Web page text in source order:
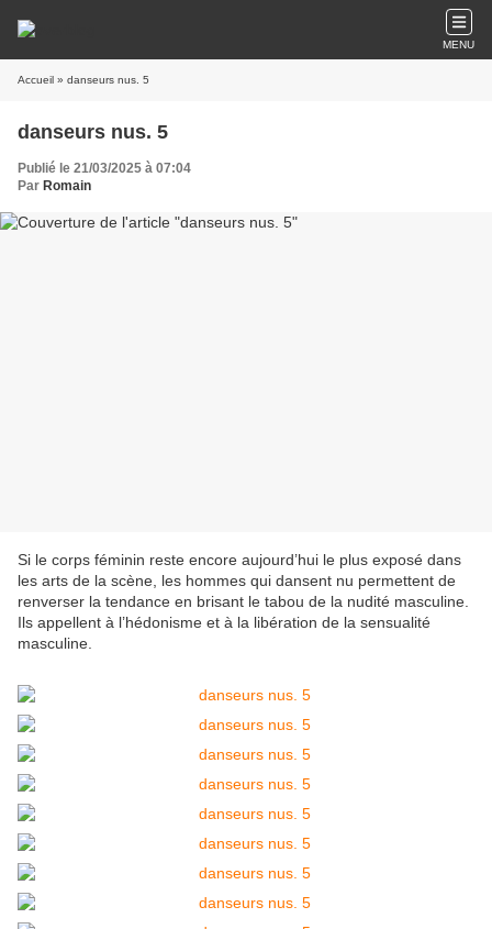
MENU
Accueil » danseurs nus. 5
danseurs nus. 5
Publié le 21/03/2025 à 07:04
Par Romain
Si le corps féminin reste encore aujourd’hui le plus exposé dans
les arts de la scène, les hommes qui dansent nu permettent de
renverser la tendance en brisant le tabou de la nudité masculine.
Ils appellent à l’hédonisme et à la libération de la sensualité
masculine.